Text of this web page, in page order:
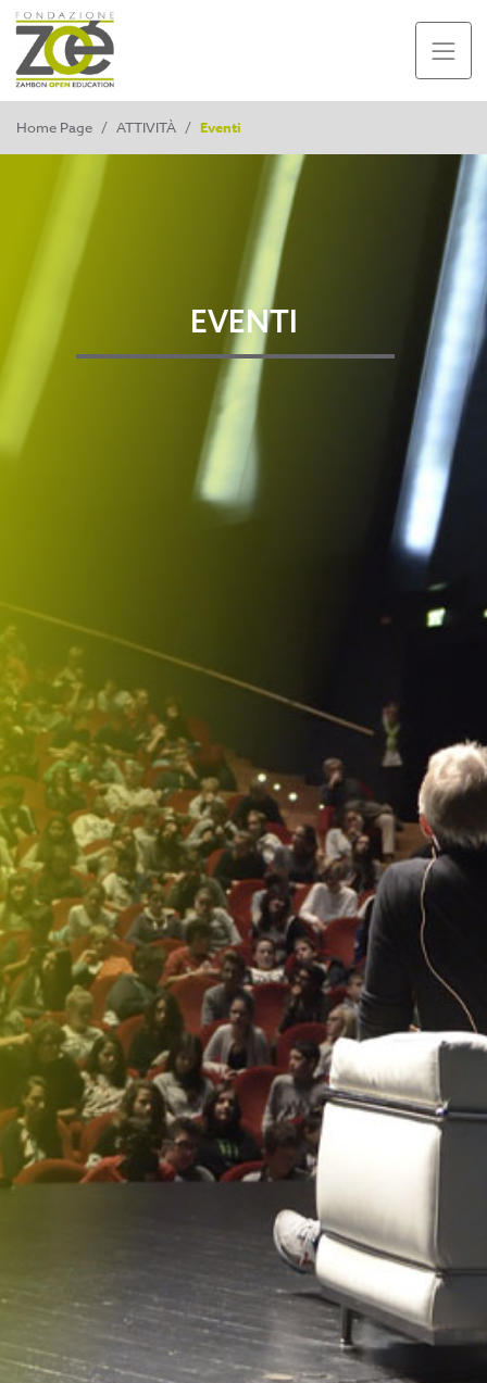
Home Page / ATTIVITÀ / Eventi
EVENTI